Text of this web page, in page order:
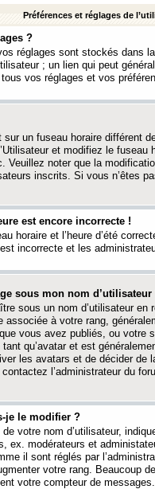
Préférences et réglages de
?
réglages sont stockés dans
; un lien qui peut
vos réglages et vos
sur un fuseau horaire différent
et modifiez le
Veuillez noter que la
inscrits. Si vous n’êtes
est encore incorrecte !
horaire et l’heure d’été
incorrecte et les
sous mon nom d’utilisateur
sous un nom d’utilisateur
à votre rang,
vous avez publiés, ou votre
qu’avatar et est
les avatars et de décider
l’administrateur du
je le modifier ?
votre nom d’utilisateur,
ex. modérateurs et
il sont réglés par
votre rang. Beaucoup
votre compteur de messages.